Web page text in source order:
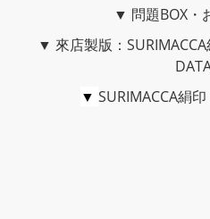
▼ 問題BOX・
▼ 來店製版：
DATA
▼ SURIMACCA絹